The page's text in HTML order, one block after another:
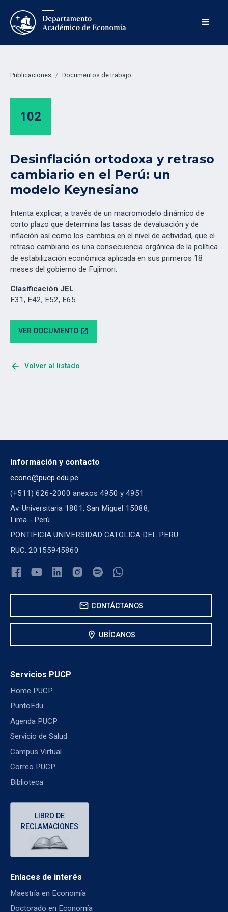
Publicaciones / Documentos de trabajo
102
Desinflación ortodoxa y retraso
cambiario en el Perú: un
modelo Keynesiano
Intenta explicar, a través de un macromodelo dinámico de
corto plazo que determina las tasas de devaluación y de
inflación así como los cambios en el nivel de actividad, que el
retraso cambiario es una consecuencia orgánica de la política
de estabilización económica aplicada en sus primeros 18
meses del gobierno de Fujimori.
Clasificación JEL
E31, E42, E52, E65
VER DOCUMENTO open_in_new
arrow_back Volver al listado
Información y contacto
econo@pucp.edu.pe
(+511) 626-2000 anexos 4950 y 4951
Av. Universitaria 1801, San Miguel 15088,
Lima - Perú
PONTIFICIA UNIVERSIDAD CATOLICA DEL PERU
RUC: 20155945860
mail CONTÁCTANOS
location_on UBÍCANOS
Servicios PUCP
Home PUCP
PuntoEdu
Agenda PUCP
Servicio de Salud
Campus Virtual
Correo PUCP
Biblioteca
LIBRO DE
RECLAMACIONES
Enlaces de interés
Maestría en Economía
Doctorado en Economía